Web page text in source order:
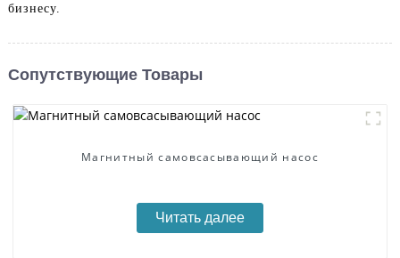
бизнесу.
Сопутствующие Товары
Магнитный самовсасывающий насос
Читать далее